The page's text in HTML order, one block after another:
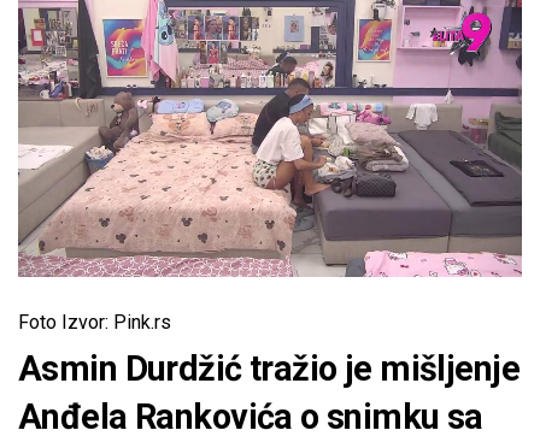
Foto Izvor: Pink.rs
Asmin Durdžić tražio je mišljenje
Anđela Rankovića o snimku sa